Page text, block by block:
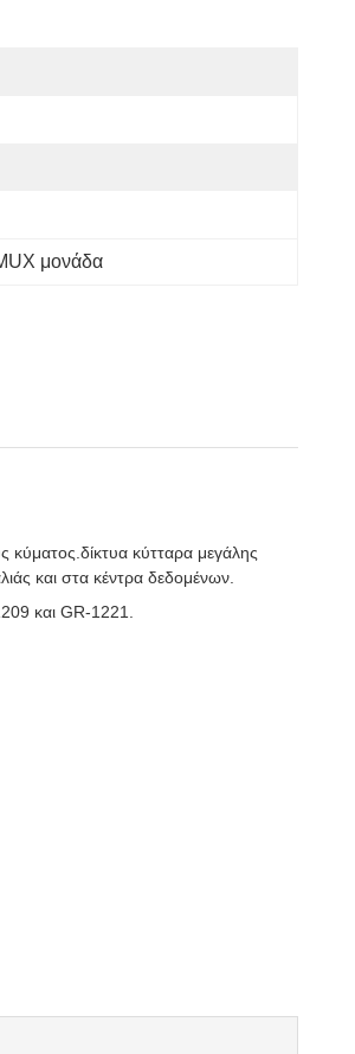
μονάδα
κύματος.δίκτυα κύτταρα μεγάλης
και στα κέντρα δεδομένων.
και GR-1221.